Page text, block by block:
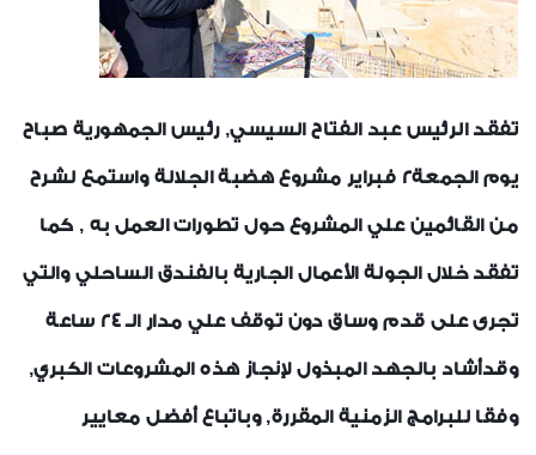
رياضة
خواطر إيمانية
تفقد الرئيس عبد الفتاح السيسي‏,‏ رئيس الجمهورية صباح
يوم الجمعة2 فبراير مشروع هضبة الجلالة واستمع لشرح
من القائمين علي المشروع حول تطورات العمل به‏ , كما
تفقد خلال الجولة الأعمال الجارية بالفندق الساحلي والتي
تجرى على قدم وساق دون توقف علي مدار الـ 24 ساعة
وقدأشاد بالجهد المبذول لإنجاز هذه المشروعات الكبري,
وفقا للبرامج الزمنية المقررة, وباتباع أفضل معايير